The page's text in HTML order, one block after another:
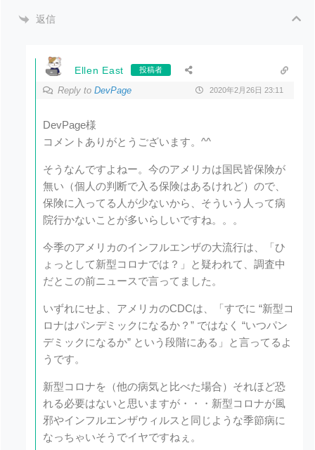
返信
Ellen East 投稿者
Reply to DevPage 2020年2月26日 23:11
DevPage様
コメントありがとうございます。^^
そうなんですよねー。今のアメリカは国民皆保険が
無い（個人の判断で入る保険はあるけれど）ので、
保険に入ってる人が少ないから、そういう人って病
院行かないことが多いらしいですね。。。
今季のアメリカのインフルエンザの大流行は、「ひ
ょっとして新型コロナでは？」と疑われて、調査中
だとこの前ニュースで言ってました。
いずれにせよ、アメリカのCDCは、「すでに “新型コ
ロナはパンデミックになるか？” ではなく “いつパン
デミックになるか” という段階にある」と言ってるよ
うです。
新型コロナを（他の病気と比べた場合）それほど恐
れる必要はないと思いますが・・・新型コロナが風
邪やインフルエンザウィルスと同じような季節病に
なっちゃいそうでイヤですねぇ。